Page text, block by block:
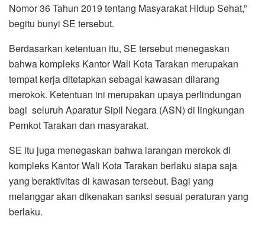
Nomor 36 Tahun 2019 tentang Masyarakat Hidup Sehat,”
begitu bunyi SE tersebut.
Berdasarkan ketentuan itu, SE tersebut menegaskan
bahwa kompleks Kantor Wali Kota Tarakan merupakan
tempat kerja ditetapkan sebagai kawasan dilarang
merokok. Ketentuan ini merupakan upaya perlindungan
bagi seluruh Aparatur Sipil Negara (ASN) di lingkungan
Pemkot Tarakan dan masyarakat.
SE itu juga menegaskan bahwa larangan merokok di
kompleks Kantor Wali Kota Tarakan berlaku siapa saja
yang beraktivitas di kawasan tersebut. Bagi yang
melanggar akan dikenakan sanksi sesuai peraturan yang
berlaku.